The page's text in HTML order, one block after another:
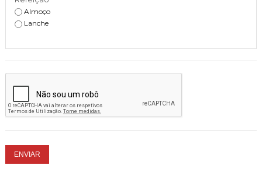
Almoço
Lanche